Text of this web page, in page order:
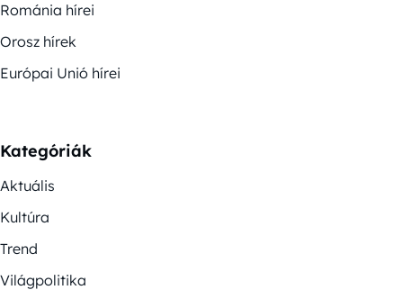
Románia hírei
Orosz hírek
Európai Unió hírei
Kategóriák
Aktuális
Kultúra
Trend
Világpolitika